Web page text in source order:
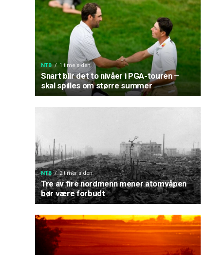
NTB 1 time siden
Snart blir det to nivåer i PGA-touren –
skal spilles om større summer
NTB 2 timer siden
Tre av fire nordmenn mener atomvåpen
bør være forbudt